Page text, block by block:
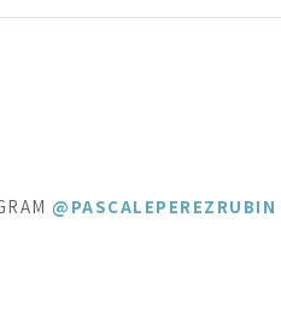
@PASCALEPEREZRUBIN